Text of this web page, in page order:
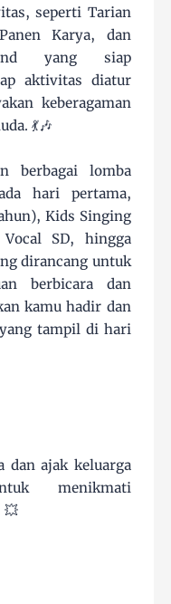
seperti Tarian
Karya, dan
yang siap
aktivitas diatur
keberagaman
💃🎶
berbagai lomba
hari pertama,
Kids Singing
SD, hingga
dirancang untuk
berbicara dan
kamu hadir dan
tampil di hari
dan ajak keluarga
menikmati